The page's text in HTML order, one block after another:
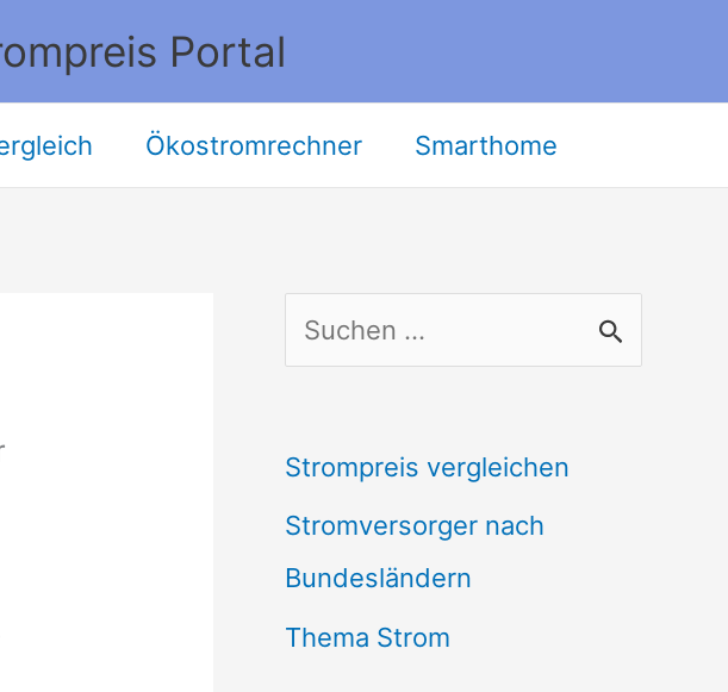
Portal
Ökostromrechner Smarthome
u
h
e
n
n
Strompreis vergleichen
Stromversorger nach
Bundesländern
Thema Strom